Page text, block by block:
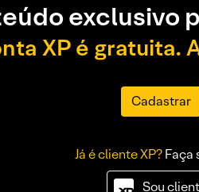
exclusivo
XP é gratuita.
Cadastrar
Já é cliente XP?Faça
Sou